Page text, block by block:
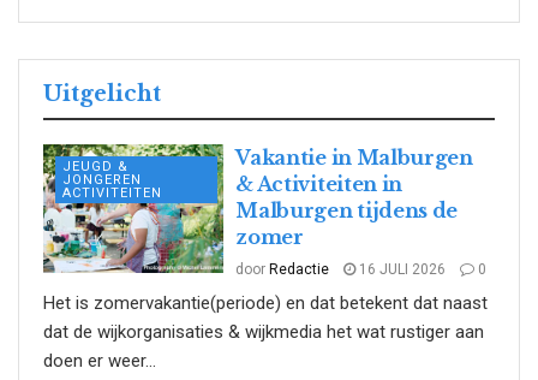
Uitgelicht
JEUGD &
JONGEREN
ACTIVITEITEN
Vakantie in Malburgen
& Activiteiten in
Malburgen tijdens de
zomer
door Redactie 16 JULI 2026 0
Het is zomervakantie(periode) en dat betekent dat naast
dat de wijkorganisaties & wijkmedia het wat rustiger aan
doen er weer...